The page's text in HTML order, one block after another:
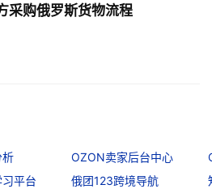
采购俄罗斯货物流程
析 OZON卖家后台中心
平台
俄团123跨境导航